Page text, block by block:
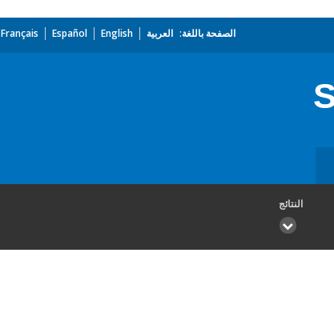
الصفحة باللغة: العربية English
Español
Français
النتائج